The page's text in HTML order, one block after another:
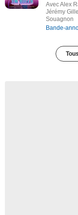
Avec Alex
Jérémy
Souagnon
Bande-